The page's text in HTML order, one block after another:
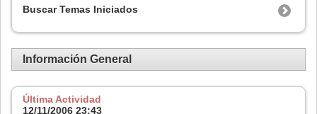
Buscar Temas Iniciados
Información General
Última Actividad
12/11/2006 23:43